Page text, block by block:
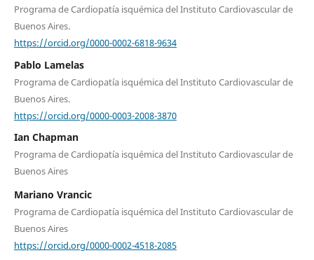
Programa de Cardiopatía isquémica del Instituto Cardiovascular de
Buenos Aires.
https://orcid.org/0000-0002-6818-9634
Pablo Lamelas
Programa de Cardiopatía isquémica del Instituto Cardiovascular de
Buenos Aires.
https://orcid.org/0000-0003-2008-3870
Ian Chapman
Programa de Cardiopatía isquémica del Instituto Cardiovascular de
Buenos Aires
Mariano Vrancic
Programa de Cardiopatía isquémica del Instituto Cardiovascular de
Buenos Aires
https://orcid.org/0000-0002-4518-2085